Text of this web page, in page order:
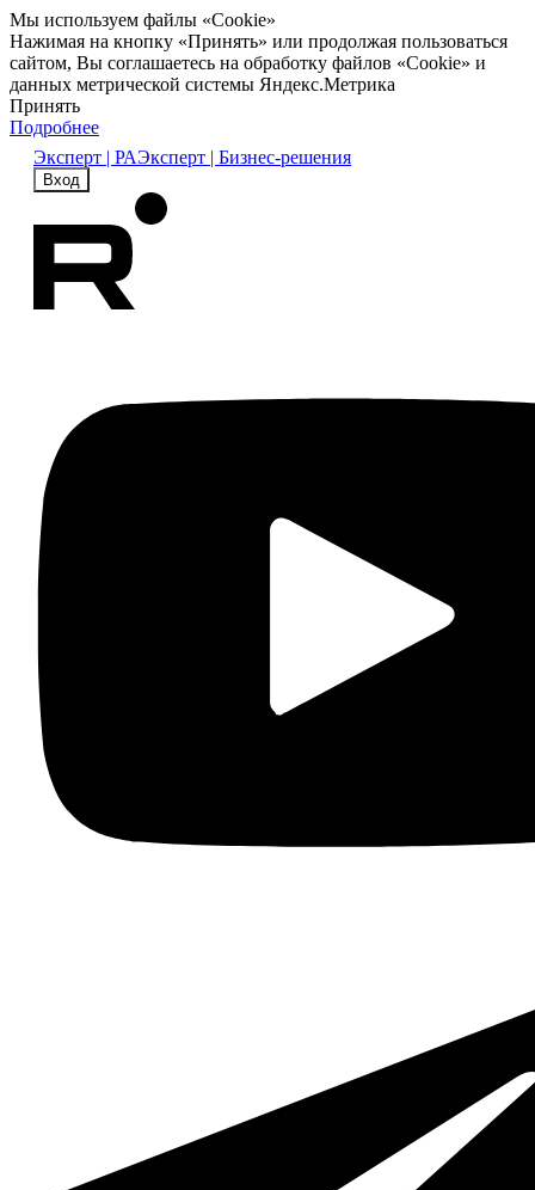
Мы используем файлы «Cookie»
Нажимая на кнопку «Принять» или продолжая пользоваться
сайтом, Вы соглашаетесь на обработку файлов «Cookie» и
данных метрической системы Яндекс.Метрика
Принять
Подробнее
Эксперт | РАЭксперт | Бизнес-решения
Вход